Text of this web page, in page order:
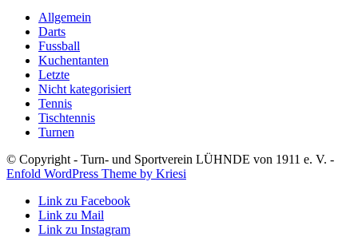
Allgemein
Darts
Fussball
Kuchentanten
Letzte
Nicht kategorisiert
Tennis
Tischtennis
Turnen
© Copyright - Turn- und Sportverein LÜHNDE von 1911 e. V. -
Enfold WordPress Theme by Kriesi
Link zu Facebook
Link zu Mail
Link zu Instagram